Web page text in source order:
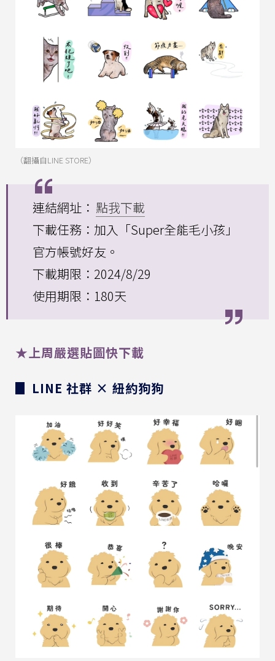
（翻攝自LINE STORE）
連結網址： 點我下載
下載任務：加入「Super全能毛小孩」
官方帳號好友。
下載期限：2024/8/29
使用期限：180天
★上周嚴選貼圖快下載
▊ LINE 社群 × 紐約狗狗